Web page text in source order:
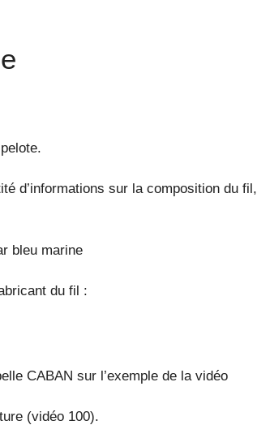
d’informations sur la composition du
bleu marine
du fil :
CABAN sur l’exemple de la vidéo
(vidéo 100).